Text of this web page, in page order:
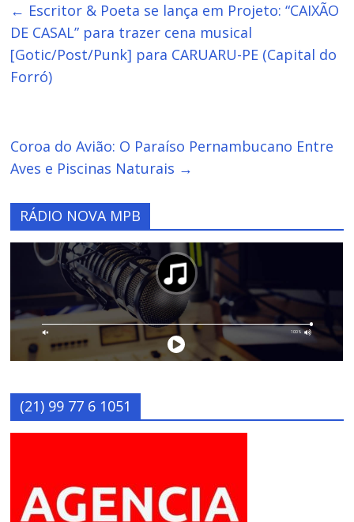
← Escritor & Poeta se lança em Projeto: “CAIXÃO
DE CASAL” para trazer cena musical
[Gotic/Post/Punk] para CARUARU-PE (Capital do
Forró)
Coroa do Avião: O Paraíso Pernambucano Entre
Aves e Piscinas Naturais →
RÁDIO NOVA MPB
(21) 99 77 6 1051